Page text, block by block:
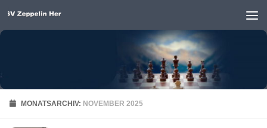
Unter dem Inhalt
MONATSARCHIV: NOVEMBER 2025